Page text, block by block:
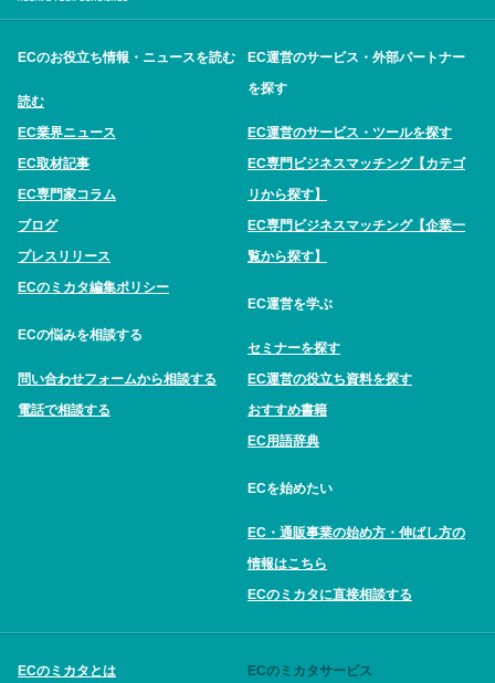
ECのお役立ち情報・ニュースを読む
読む
EC業界ニュース
EC取材記事
EC専門家コラム
ブログ
プレスリリース
ECのミカタ編集ポリシー
ECの悩みを相談する
問い合わせフォームから相談する
電話で相談する
EC運営のサービス・外部パートナー
を探す
EC運営のサービス・ツールを探す
EC専門ビジネスマッチング【カテゴ
リから探す】
EC専門ビジネスマッチング【企業一
覧から探す】
EC運営を学ぶ
セミナーを探す
EC運営の役立ち資料を探す
おすすめ書籍
EC用語辞典
ECを始めたい
EC・通販事業の始め方・伸ばし方の
情報はこちら
ECのミカタに直接相談する
ECのミカタとは ECのミカタサービス